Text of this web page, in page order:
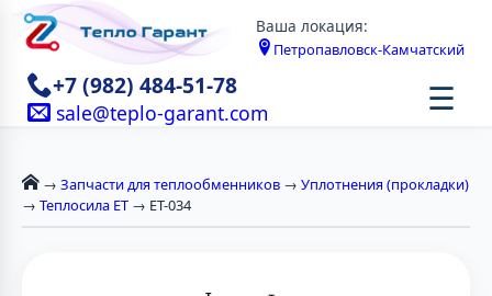
Ваша локация:
Петропавловск-Камчатский
+7 (982) 484-51-78
sale@teplo-garant.com ☰
→ Запчасти для теплообменников → Уплотнения (прокладки)
→ Теплосила ЕТ → ЕТ-034